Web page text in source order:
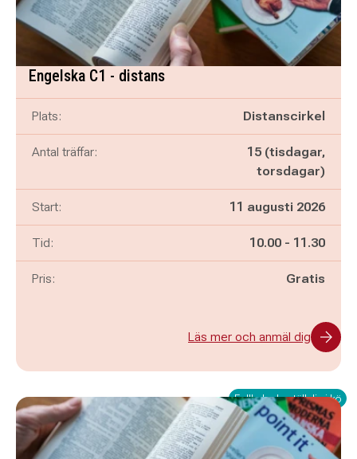
Engelska C1 - distans
Plats: Distanscirkel
Antal träffar:
15 (tisdagar,
torsdagar)
Start: 11 augusti 2026
Tid: Pågår mellan
10.00 - och
11.30
Pris: Gratis
Läs mer och anmäl dig
Fullbokad - ställ dig i kö